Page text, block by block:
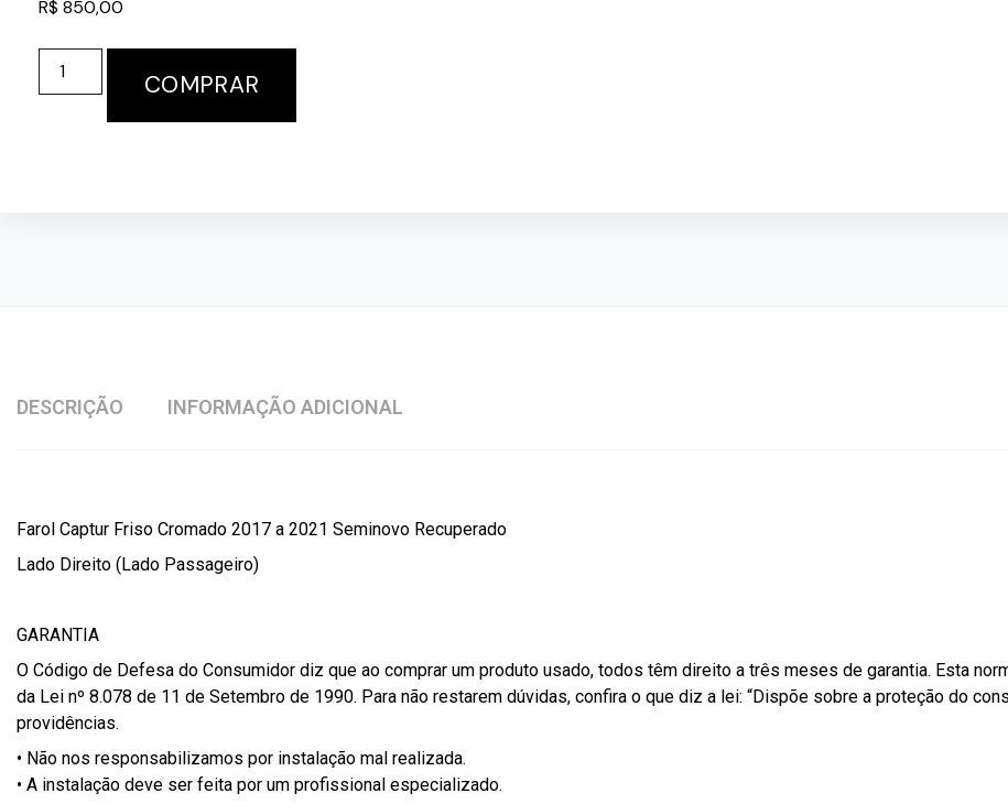
R$ 850,00
FAROL
CAPTUR
COMPRAR
DESCRIÇÃO INFORMAÇÃO ADICIONAL
Farol Captur Friso Cromado 2017 a 2021 Seminovo Recuperado
Lado Direito (Lado Passageiro)
GARANTIA
O Código de Defesa do Consumidor diz que ao comprar um produto usado, todos têm direito a três meses de garantia. Esta
da Lei nº 8.078 de 11 de Setembro de 1990. Para não restarem dúvidas, confira o que diz a lei: “Dispõe sobre a proteção do
providências.
• Não nos responsabilizamos por instalação mal realizada.
• A instalação deve ser feita por um profissional especializado.